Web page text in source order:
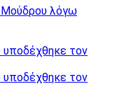
Μούδρου λόγω
υποδέχθηκε τον
υποδέχθηκε τον